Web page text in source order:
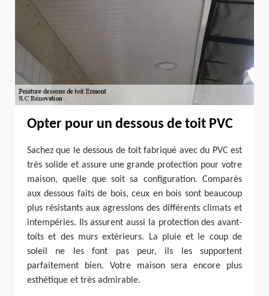
Opter pour un dessous de toit PVC
Sachez que le dessous de toit fabriqué avec du PVC est
très solide et assure une grande protection pour votre
maison, quelle que soit sa configuration. Comparés
aux dessous faits de bois, ceux en bois sont beaucoup
plus résistants aux agressions des différents climats et
intempéries. Ils assurent aussi la protection des avant-
toits et des murs extérieurs. La pluie et le coup de
soleil ne les font pas peur, ils les supportent
parfaitement bien. Votre maison sera encore plus
esthétique et très admirable.